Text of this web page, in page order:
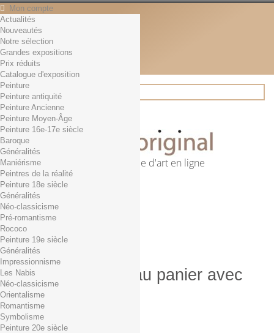
Mon compte
Contact
Français
English
Français
Actualités
Rechercher
Première librairie d'art en ligne
Panier (vide)
Aucun produit
0,01€ dès 29€ d'achat
0,00 € Total
Commander
Produit ajouté au panier avec
succès
Quantité
Total
Actualités
Nouveautés
Notre sélection
Grandes expositions
Prix réduits
Catalogue d'exposition
Peinture
Peinture antiquité
Peinture Ancienne
Peinture Moyen-Âge
Peinture 16e-17e siècle
Baroque
Généralités
Maniérisme
Peintres de la réalité
Peinture 18e siècle
Généralités
Néo-classicisme
Pré-romantisme
Rococo
Peinture 19e siècle
Généralités
Impressionnisme
Les Nabis
Néo-classicisme
Orientalisme
Romantisme
Symbolisme
Peinture 20e siècle